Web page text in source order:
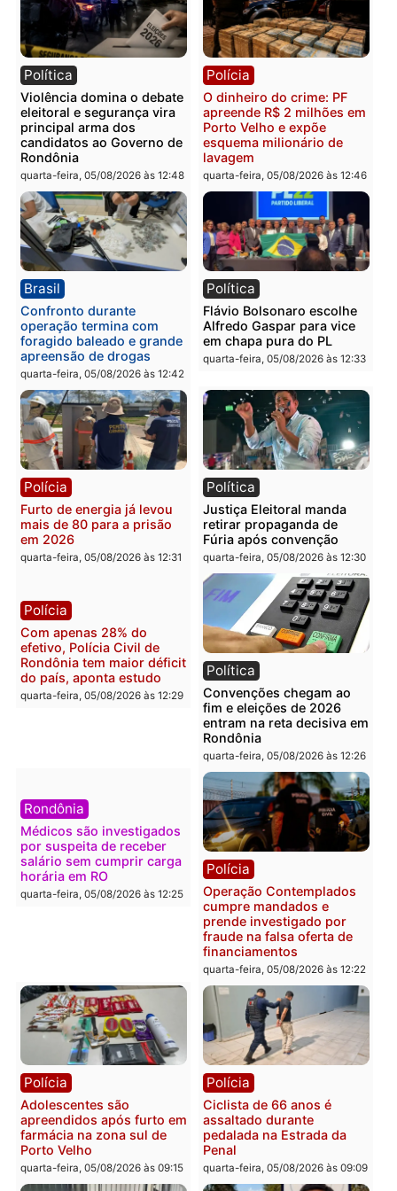
Política
Jônatas França é aprovado
na convenção e
confirmado candidato a
deputado federal pelo
Republicanos
quarta-feira, 05/08/2026 às 15:52
Brasil
TCE reúne candidatos ao
Governo e apresenta
diagnóstico que pode
mudar os rumos de
Rondônia
quarta-feira, 05/08/2026 às
Política
Violência domina o debate
eleitoral e segurança vira
principal arma dos
candidatos ao Governo de
Rondônia
quarta-feira, 05/08/2026 às 12:48
Polícia
O dinheiro do crime: PF
apreende R$ 2 milhões
Porto Velho e expõe
esquema milionário de
lavagem
Brasil
Confronto durante
operação termina com
foragido baleado e grande
Política
Flávio Bolsonaro escolhe
Alfredo Gaspar para vice
em chapa pura do PL
quarta-feira, 05/08/2026 às
quarta-feira, 05/08/2026 às 12:31
Política
Justiça Eleitoral manda
retirar propaganda de
Fúria após convenção
quarta-feira, 05/08/2026 às
Polícia
Com apenas 28% do
efetivo, Polícia Civil de
Rondônia tem maior déficit
quarta-feira, 05/08/2026 às 12:29
Política
Convenções chegam ao
fim e eleições de 2026
entram na reta decisiva
Rondônia
quarta-feira, 05/08/2026 às
Rondônia
Médicos são investigados
por suspeita de receber
salário sem cumprir carga
horária em RO
quarta-feira, 05/08/2026 às 12:25
Polícia
Operação Contemplados
cumpre mandados e